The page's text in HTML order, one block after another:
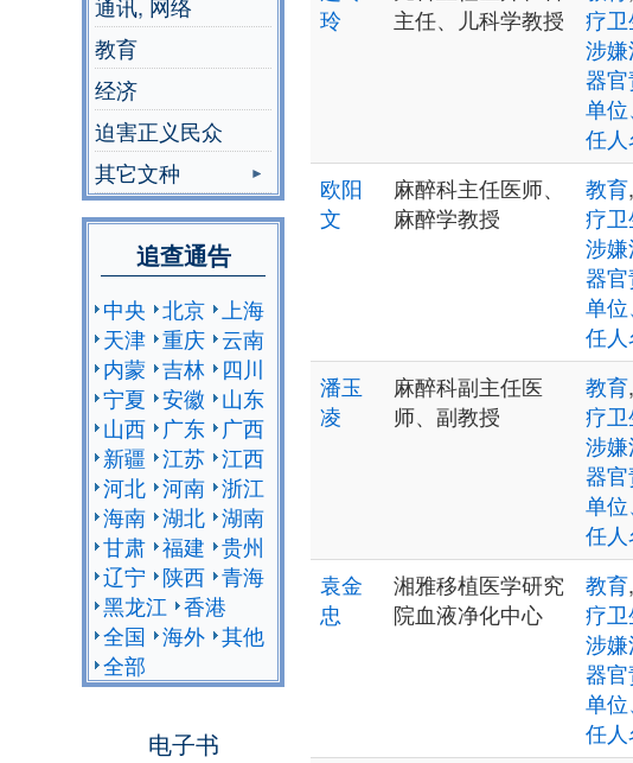
通讯, 网络
教育
经济
迫害正义民众
其它文种
追查通告
中央 北京 上海
天津 重庆 云南
内蒙 吉林
四川
宁夏 安徽
山东
山西
广东
广西
新疆 江苏 江西
河北 河南 浙江
海南 湖北 湖南
甘肃 福建 贵州
辽宁
陕西 青海
黑龙江 香港
全国 海外 其他
全部
电子书
玲
主任、儿科学教授
疗卫
涉
器
单
任
欧阳
文
麻醉科主任医师、
麻醉学教授
教育,
疗卫
涉
器
单
任
潘玉
凌
麻醉科副主任医
师、副教授
教育,
疗卫
涉
器
单
任
袁金
忠
湘雅移植医学研究
院血液净化中心
教育,
疗卫
涉
器
单
任